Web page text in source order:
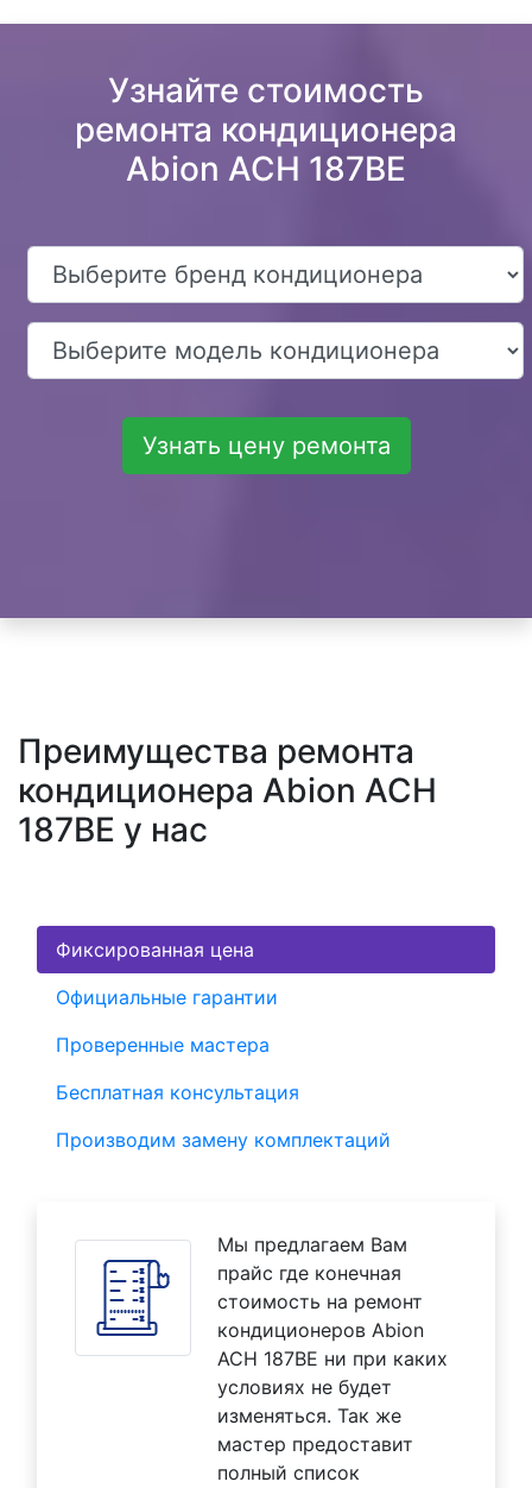
Узнайте стоимость
ремонта кондиционера
Abion ACH 187BE
Узнать цену ремонта
Преимущества ремонта
кондиционера Abion ACH
187BE у нас
Фиксированная цена
Официальные гарантии
Проверенные мастера
Бесплатная консультация
Производим замену комплектаций
Мы предлагаем Вам
прайс где конечная
стоимость на ремонт
кондиционеров Abion
ACH 187BE ни при каких
условиях не будет
изменяться. Так же
мастер предоставит
полный список